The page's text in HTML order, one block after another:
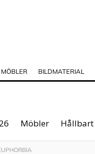
MÖBLER BILDMATERIAL
Möbler Hållbart